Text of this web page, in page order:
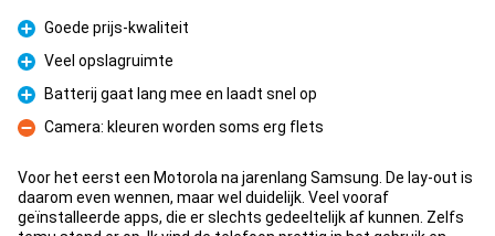
Pluspunt
Goede prijs-kwaliteit
Pluspunt
Veel opslagruimte
Pluspunt
Batterij gaat lang mee en laadt snel op
Minpunt
Camera: kleuren worden soms erg flets
Voor het eerst een Motorola na jarenlang Samsung. De lay-out is
daarom even wennen, maar wel duidelijk. Veel vooraf
geïnstalleerde apps, die er slechts gedeeltelijk af kunnen. Zelfs